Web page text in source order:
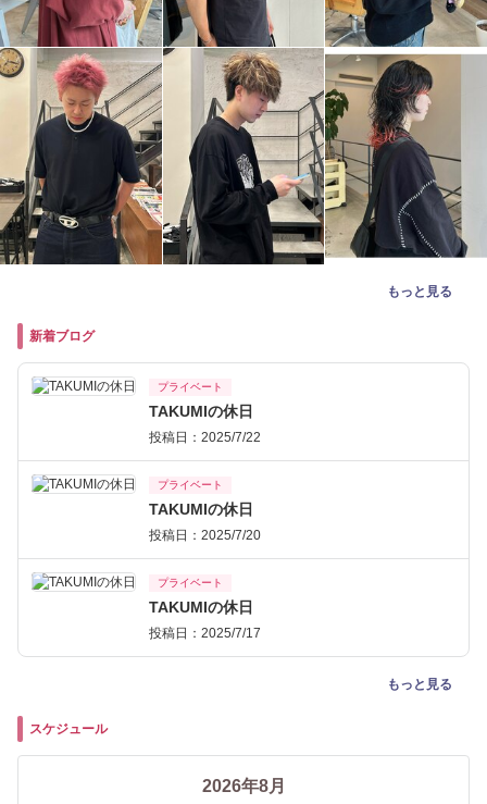
もっと見る
新着ブログ
プライベート
TAKUMIの休日
投稿日：2025/7/22
プライベート
TAKUMIの休日
投稿日：2025/7/20
プライベート
TAKUMIの休日
投稿日：2025/7/17
もっと見る
スケジュール
2026年8月